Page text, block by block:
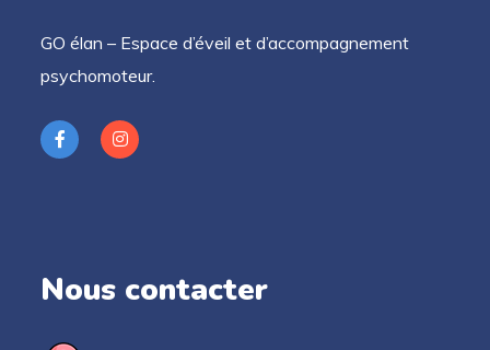
GO élan – Espace d’éveil et d’accompagnement
psychomoteur.
Nous contacter